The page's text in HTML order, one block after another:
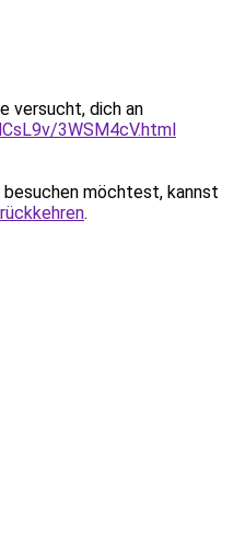
versucht, dich an
3WSM4cV.html
möchtest, kannst
.